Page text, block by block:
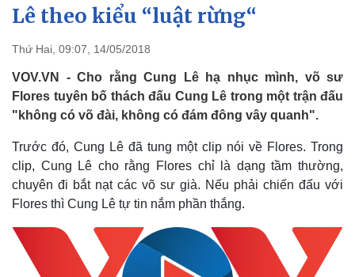
Đảng
Tổ chức nhân sự
Nhận diện sự thật
Tin 24h
Dự báo thời tiết
Việc làm
Biển đảo
Lê theo kiểu “luật rừng“
Thứ Hai, 09:07, 14/05/2018
VOV.VN - Cho rằng Cung Lê hạ nhục mình, võ sư
Flores tuyên bố thách đấu Cung Lê trong một trận đấu
"không có võ đài, không có đám đông vây quanh".
Trước đó, Cung Lê đã tung một clip nói về Flores. Trong
clip, Cung Lê cho rằng Flores chỉ là dạng tầm thường,
chuyên đi bắt nạt các võ sư già. Nếu phải chiến đấu với
Flores thì Cung Lê tự tin nắm phần thắng.